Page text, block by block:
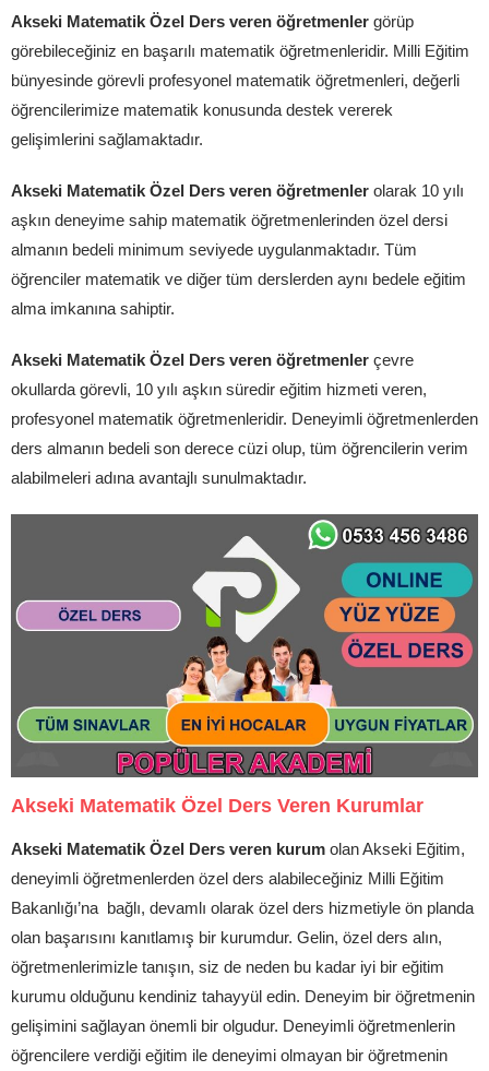
Akseki Matematik Özel Ders veren öğretmenler görüp
görebileceğiniz en başarılı matematik öğretmenleridir. Milli Eğitim
bünyesinde görevli profesyonel matematik öğretmenleri, değerli
öğrencilerimize matematik konusunda destek vererek
gelişimlerini sağlamaktadır.
Akseki Matematik Özel Ders veren öğretmenler olarak 10 yılı
aşkın deneyime sahip matematik öğretmenlerinden özel dersi
almanın bedeli minimum seviyede uygulanmaktadır. Tüm
öğrenciler matematik ve diğer tüm derslerden aynı bedele eğitim
alma imkanına sahiptir.
Akseki Matematik Özel Ders veren öğretmenler çevre
okullarda görevli, 10 yılı aşkın süredir eğitim hizmeti veren,
profesyonel matematik öğretmenleridir. Deneyimli öğretmenlerden
ders almanın bedeli son derece cüzi olup, tüm öğrencilerin verim
alabilmeleri adına avantajlı sunulmaktadır.
Akseki Matematik Özel Ders Veren Kurumlar
Akseki Matematik Özel Ders veren kurum olan Akseki Eğitim,
deneyimli öğretmenlerden özel ders alabileceğiniz Milli Eğitim
Bakanlığı’na bağlı, devamlı olarak özel ders hizmetiyle ön planda
olan başarısını kanıtlamış bir kurumdur. Gelin, özel ders alın,
öğretmenlerimizle tanışın, siz de neden bu kadar iyi bir eğitim
kurumu olduğunu kendiniz tahayyül edin. Deneyim bir öğretmenin
gelişimini sağlayan önemli bir olgudur. Deneyimli öğretmenlerin
öğrencilere verdiği eğitim ile deneyimi olmayan bir öğretmenin